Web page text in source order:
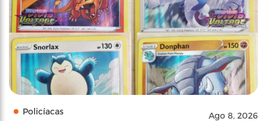
Policíacas Ago 8, 2026